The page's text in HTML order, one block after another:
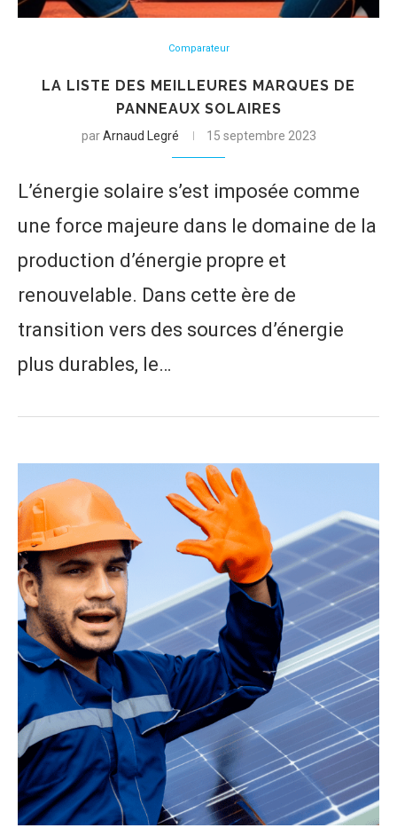
Comparateur
LA LISTE DES MEILLEURES MARQUES DE
PANNEAUX SOLAIRES
parArnaud Legré 15 septembre 2023
L’énergie solaire s’est imposée comme
une force majeure dans le domaine de la
production d’énergie propre et
renouvelable. Dans cette ère de
transition vers des sources d’énergie
plus durables, le…